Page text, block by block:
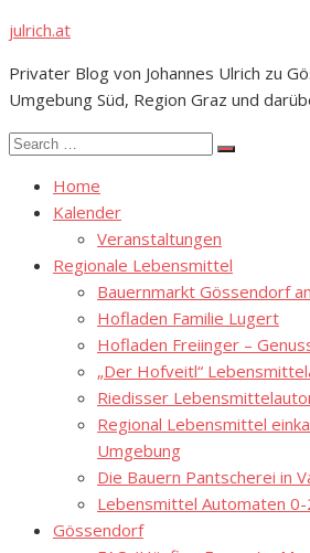
Skip
content
julrich.at
Privater Blog von Johannes Ulrich zu
Umgebung Süd, Region Graz und
Search
Search
Home
Kalender
Veranstaltungen
Regionale Lebensmittel
Bauernmarkt Gössendorf
Hofladen Familie Lugert
Hofladen Freiinger –
„Der Hofveitl“
Riedisser
Regional Lebensmittel
Umgebung
Die Bauern Pantscherei in
Lebensmittel Automaten 0-
Gössendorf